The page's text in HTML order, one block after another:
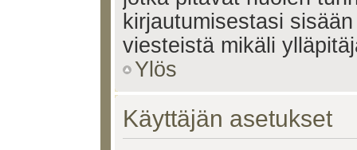
kirjautumisestasi
viesteistä mikäli
Ylös
Käyttäjän asetukset